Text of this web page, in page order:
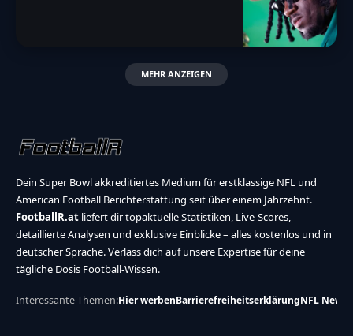
MEHR ANZEIGEN
Dein Super Bowl akkreditiertes Medium für erstklassige NFL und
American Football Berichterstattung seit über einem Jahrzehnt.
FootballR.at liefert dir topaktuelle Statistiken, Live-Scores,
detaillierte Analysen und exklusive Einblicke – alles kostenlos und in
deutscher Sprache. Verlass dich auf unsere Expertise für deine
tägliche Dosis Football-Wissen.
Interessante Themen:Hier werbenBarrierefreiheitserklärungNFL News